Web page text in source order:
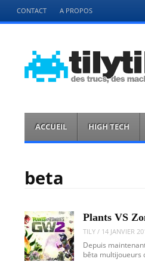
Menu
Aller
directement
CONTACT A PROPOS
tilytily.fr
Menu
directement
au
ACCUEIL HIGH TECH
beta
Plants VS
TILY / 14 JANVIER
Depuis
bêta multijoueurs